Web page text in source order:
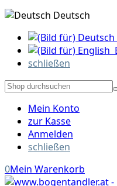
Deutsch
schließen
Mein Konto
zur Kasse
Anmelden
schließen
0Mein Warenkorb